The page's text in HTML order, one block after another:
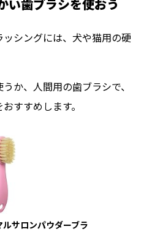
い歯ブラシを使おう
シングには、犬や猫用の硬
か、人間用の歯ブラシで、
すすめします。
サロンパウダーブラ